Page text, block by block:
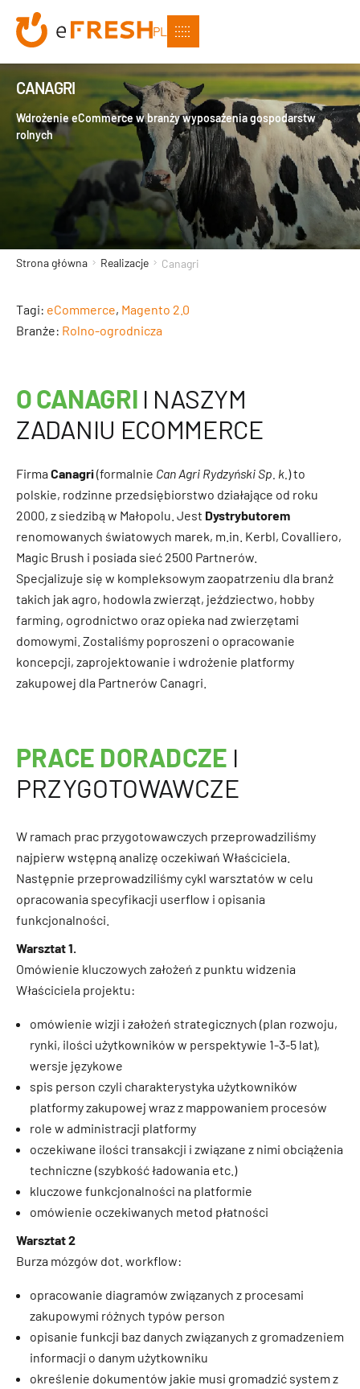
PL
CANAGRI
Wdrożenie eCommerce w branży wyposażenia gospodarstw
rolnych
Strona główna Realizacje Canagri
Tagi: eCommerce, Magento 2.0
Branże: Rolno-ogrodnicza
O CANAGRI I NASZYM
ZADANIU ECOMMERCE
Firma Canagri(formalnie Can Agri Rydzyński Sp. k. ) to
polskie, rodzinne przedsiębiorstwo działające od roku
2000, z siedzibą w Małopolu. Jest Dystrybutorem
renomowanych światowych marek, m.in. Kerbl, Covalliero,
Magic Brush i posiada sieć 2500 Partnerów.
Specjalizuje się w kompleksowym zaopatrzeniu dla branż
takich jak agro, hodowla zwierząt, jeździectwo, hobby
farming, ogrodnictwo oraz opieka nad zwierzętami
domowymi. Zostaliśmy poproszeni o opracowanie
koncepcji, zaprojektowanie i wdrożenie platformy
zakupowej dla Partnerów Canagri.
PRACE DORADCZE I
PRZYGOTOWAWCZE
W ramach prac przygotowawczych przeprowadziliśmy
najpierw wstępną analizę oczekiwań Właściciela.
Następnie przeprowadziliśmy cykl warsztatów w celu
opracowania specyfikacji userflow i opisania
funkcjonalności.
Warsztat 1.
Omówienie kluczowych założeń z punktu widzenia
Właściciela projektu:
omówienie wizji i założeń strategicznych (plan rozwoju,
rynki, ilości użytkowników w perspektywie 1-3-5 lat),
wersje językowe
spis person czyli charakterystyka użytkowników
platformy zakupowej wraz z mappowaniem procesów
role w administracji platformy
oczekiwane ilości transakcji i związane z nimi obciążenia
techniczne (szybkość ładowania etc.)
kluczowe funkcjonalności na platformie
omówienie oczekiwanych metod płatności
Warsztat 2
Burza mózgów dot. workflow:
opracowanie diagramów związanych z procesami
zakupowymi różnych typów person
opisanie funkcji baz danych związanych z gromadzeniem
informacji o danym użytkowniku
określenie dokumentów jakie musi gromadzić system z